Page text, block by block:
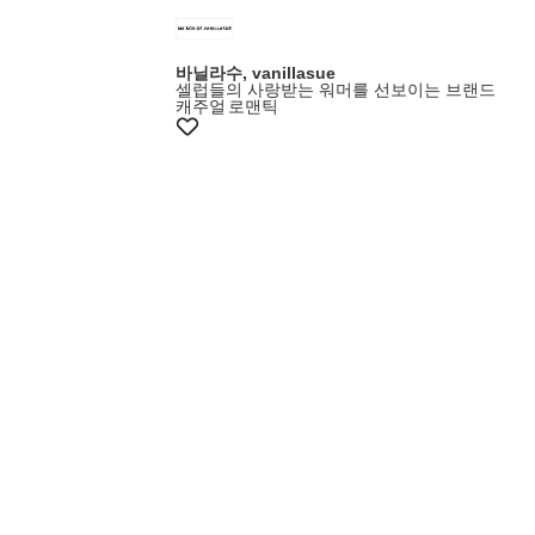
바닐라수, vanillasue
셀럽들의 사랑받는 워머를 선보이는 브랜드
캐주얼 로맨틱